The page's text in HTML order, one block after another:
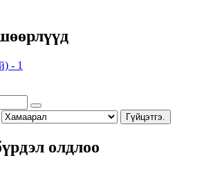
- 1
Гүйцэтгэ.
олдлоо